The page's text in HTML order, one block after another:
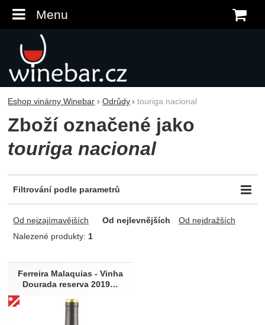
Menu
Eshop vinárny Winebar Odrůdy touriga nacional
Zboží označené jako
touriga nacional
Filtrování podle parametrů
Odrůda
Tempranillo (=Tinta Roriz)
Touriga Franca
Obsah zbytkového cukru
suché
Typ vína
Od nejzajímavějších Od nejlevnějších
Od nejdražších
Nalezené produkty: 1
Produkty
Ferreira Malaquias - Vinha
Dourada reserva 2019…